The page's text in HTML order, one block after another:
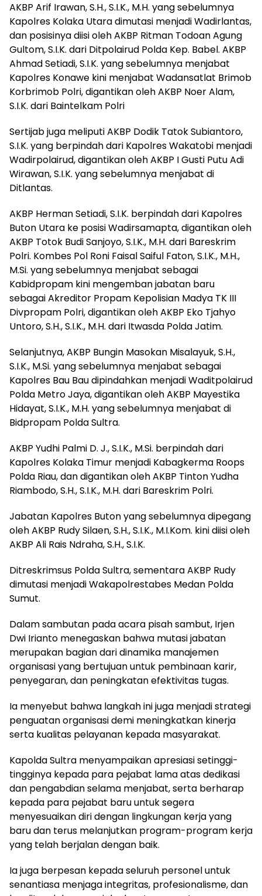
AKBP Arif Irawan, S.H., S.I.K., M.H. yang sebelumnya
Kapolres Kolaka Utara dimutasi menjadi Wadirlantas,
dan posisinya diisi oleh AKBP Ritman Todoan Agung
Gultom, S.I.K. dari Ditpolairud Polda Kep. Babel. AKBP
Ahmad Setiadi, S.I.K. yang sebelumnya menjabat
Kapolres Konawe kini menjabat Wadansatlat Brimob
Korbrimob Polri, digantikan oleh AKBP Noer Alam,
S.I.K. dari Baintelkam Polri
Sertijab juga meliputi AKBP Dodik Tatok Subiantoro,
S.I.K. yang berpindah dari Kapolres Wakatobi menjadi
Wadirpolairud, digantikan oleh AKBP I Gusti Putu Adi
Wirawan, S.I.K. yang sebelumnya menjabat di
Ditlantas.
AKBP Herman Setiadi, S.I.K. berpindah dari Kapolres
Buton Utara ke posisi Wadirsamapta, digantikan oleh
AKBP Totok Budi Sanjoyo, S.I.K., M.H. dari Bareskrim
Polri. Kombes Pol Roni Faisal Saiful Faton, S.I.K., M.H.,
M.Si. yang sebelumnya menjabat sebagai
Kabidpropam kini mengemban jabatan baru
sebagai Akreditor Propam Kepolisian Madya TK III
Divpropam Polri, digantikan oleh AKBP Eko Tjahyo
Untoro, S.H., S.I.K., M.H. dari Itwasda Polda Jatim.
Selanjutnya, AKBP Bungin Masokan Misalayuk, S.H.,
S.I.K., M.Si. yang sebelumnya menjabat sebagai
Kapolres Bau Bau dipindahkan menjadi Waditpolairud
Polda Metro Jaya, digantikan oleh AKBP Mayestika
Hidayat, S.I.K., M.H. yang sebelumnya menjabat di
Bidpropam Polda Sultra.
AKBP Yudhi Palmi D. J., S.I.K., M.Si. berpindah dari
Kapolres Kolaka Timur menjadi Kabagkerma Roops
Polda Riau, dan digantikan oleh AKBP Tinton Yudha
Riambodo, S.H., S.I.K., M.H. dari Bareskrim Polri.
Jabatan Kapolres Buton yang sebelumnya dipegang
oleh AKBP Rudy Silaen, S.H., S.I.K., M.I.Kom. kini diisi oleh
AKBP Ali Rais Ndraha, S.H., S.I.K.
Ditreskrimsus Polda Sultra, sementara AKBP Rudy
dimutasi menjadi Wakapolrestabes Medan Polda
Sumut.
Dalam sambutan pada acara pisah sambut, Irjen
Dwi Irianto menegaskan bahwa mutasi jabatan
merupakan bagian dari dinamika manajemen
organisasi yang bertujuan untuk pembinaan karir,
penyegaran, dan peningkatan efektivitas tugas.
Ia menyebut bahwa langkah ini juga menjadi strategi
penguatan organisasi demi meningkatkan kinerja
serta kualitas pelayanan kepada masyarakat.
Kapolda Sultra menyampaikan apresiasi setinggi-
tingginya kepada para pejabat lama atas dedikasi
dan pengabdian selama menjabat, serta berharap
kepada para pejabat baru untuk segera
menyesuaikan diri dengan lingkungan kerja yang
baru dan terus melanjutkan program-program kerja
yang telah berjalan dengan baik.
Ia juga berpesan kepada seluruh personel untuk
senantiasa menjaga integritas, profesionalisme, dan